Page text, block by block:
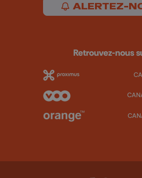
ALERTEZ-
Retrouvez-nous